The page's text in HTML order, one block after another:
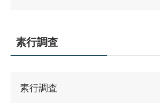
素行調査
素行調査